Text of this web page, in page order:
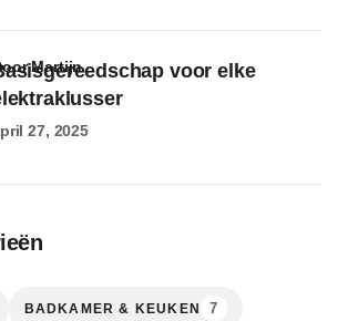
voor elke
door Martijn
27, 2025
BADKAMER & KEUKEN 7